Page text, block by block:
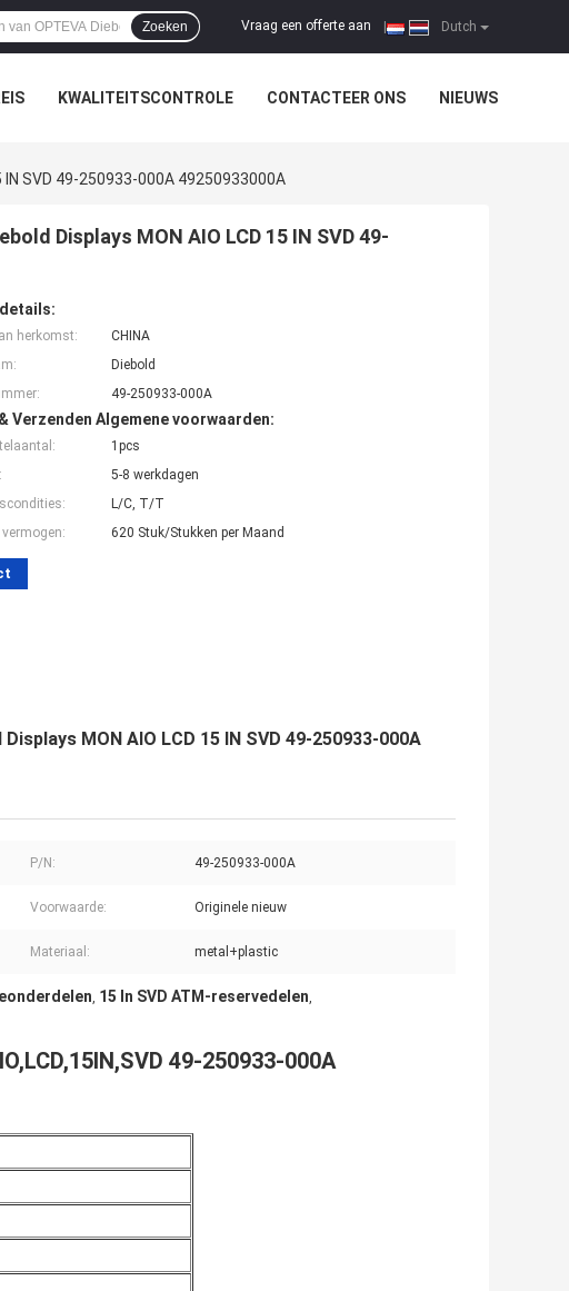
Dutch
Vraag een offerte aan
Zoeken
KWALITEITSCONTROLE CONTACTEER ONS NIEUWS
SVD 49-250933-000A 49250933000A
Displays MON AIO LCD 15 IN SVD 49-
herkomst:
CHINA
Diebold
49-250933-000A
Verzenden Algemene voorwaarden:
1pcs
5-8 werkdagen
L/C, T/T
vermogen:
620 Stuk/Stukken per Maand
MON AIO LCD 15 IN SVD 49-250933-000A
P/N: 49-250933-000A
Voorwaarde: Originele nieuw
Materiaal: metal+plastic
, 15 In SVD ATM-reservedelen,
49-250933-000A